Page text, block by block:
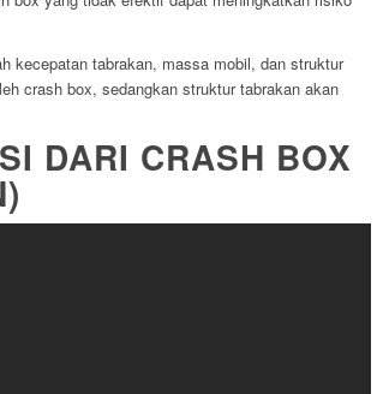
kecepatan tabrakan, massa mobil, dan struktur
crash box, sedangkan struktur tabrakan akan
DARI CRASH BOX